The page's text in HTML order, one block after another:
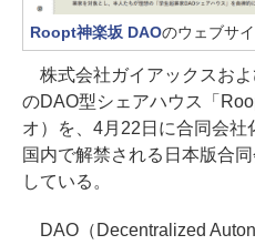
Roopt神楽坂 DAOのウェブサ
株式会社ガイアックスお
のDAO型シェアハウス「
オ）を、4月22日に合同会社
国内で解禁される日本版合
している。
DAO（Decentralized